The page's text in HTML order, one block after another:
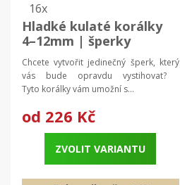
16x
Hladké kulaté korálky
4–12mm | šperky
Chcete vytvořit jedinečný šperk, který
vás bude opravdu vystihovat?
Tyto korálky vám umožní s...
od 226 Kč
ZVOLIT VARIANTU